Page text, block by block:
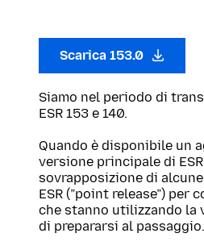
Scarica 153.0
Siamo nel periodo di
ESR 153 e 140.
Quando è disponibile un
versione principale di
sovrapposizione di
ESR (”point release”) per
che stanno utilizzando la
di prepararsi al passaggio.